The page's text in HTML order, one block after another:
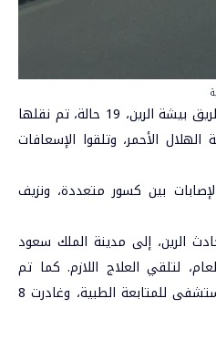
وبلغ عدد المصابين في حادث طريق بيشة الرين، 19 حالة، تم نقلها
الأحمر، وتلقوا الإسعافات
بين كسور متعددة، ونزيف
حادث الرين، إلى مدينة الملك سعود
لتلقي العلاج اللازم. كما تم
احتجاز 7 حالات في أقسام المستشفى للمتابعة الطبية، وغادرت 8